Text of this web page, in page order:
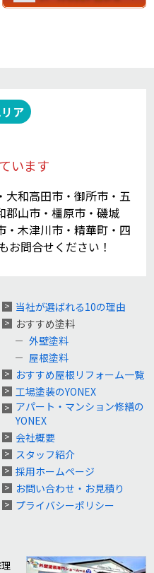
ア
います
大和高田市・御所市・五
郡山市・橿原市・磯城
・木津川市・精華町・四
お問合せください！
当社が選ばれる10の理由
おすすめ塗料
外壁塗料
屋根塗料
おすすめ屋根リフォーム一覧
工場塗装のYONEX
アパート・マンション修繕の
YONEX
会社概要
スタッフ紹介
採用ホームページ
お問い合わせ・お見積り
プライバシーポリシー